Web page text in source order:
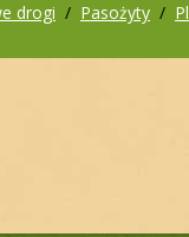
drogi / Pasożyty /